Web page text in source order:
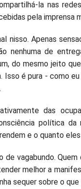
la nas
pela imprensa
nisso. Apenas
nenhuma de
do mesmo jeito
é pura - como
das
política
e o quanto
vagabundo.
melhor a
sequer sobre o